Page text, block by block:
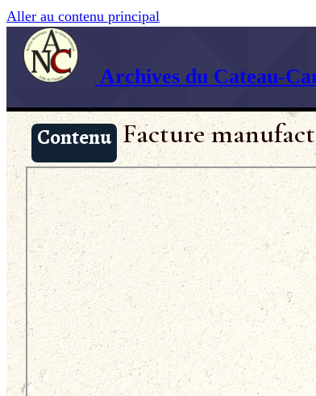
Aller au contenu principal
Archives du Cateau-
Contenu Facture